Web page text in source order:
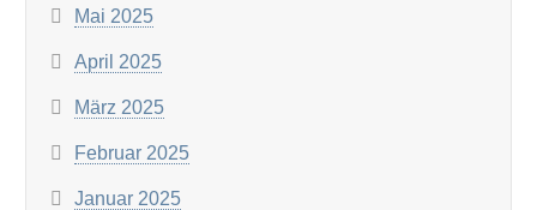
Mai 2025
April 2025
März 2025
Februar 2025
Januar 2025